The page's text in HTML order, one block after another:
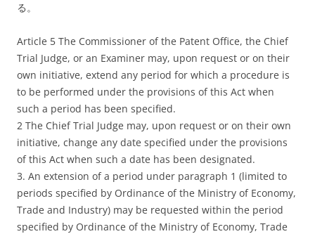
る。
Article 5 The Commissioner of the Patent Office, the Chief
Trial Judge, or an Examiner may, upon request or on their
own initiative, extend any period for which a procedure is
to be performed under the provisions of this Act when
such a period has been specified.
2 The Chief Trial Judge may, upon request or on their own
initiative, change any date specified under the provisions
of this Act when such a date has been designated.
3. An extension of a period under paragraph 1 (limited to
periods specified by Ordinance of the Ministry of Economy,
Trade and Industry) may be requested within the period
specified by Ordinance of the Ministry of Economy, Trade